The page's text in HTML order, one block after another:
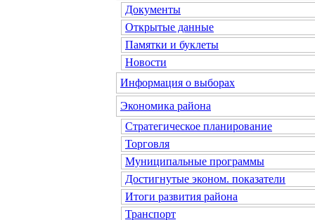
Документы
Открытые данные
Памятки и буклеты
Новости
Информация о выборах
Экономика района
Стратегическое планирование
Торговля
Муниципальные программы
Достигнутые эконом. показатели
Итоги развития района
Транспорт